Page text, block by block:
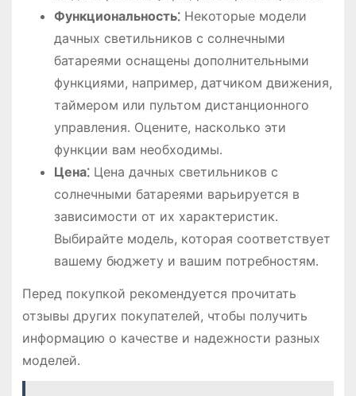
Функциональность⁚Некоторые модели
дачных светильников с солнечными
батареями оснащены дополнительными
функциями, например, датчиком движения,
таймером или пультом дистанционного
управления․ Оцените, насколько эти
функции вам необходимы․
Цена⁚Цена дачных светильников с
солнечными батареями варьируется в
зависимости от их характеристик․
Выбирайте модель, которая соответствует
вашему бюджету и вашим потребностям․
Перед покупкой рекомендуется прочитать
отзывы других покупателей, чтобы получить
информацию о качестве и надежности разных
моделей․